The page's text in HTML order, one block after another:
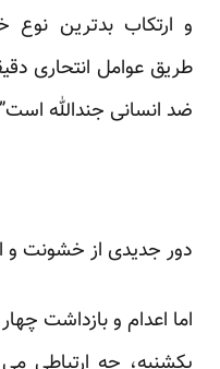
و ارتکاب بد‌ترین
طریق عوامل انتحاری
ضد انسانی جندالله
دور جدیدی از خشونت و
اما اعدام و بازداشت